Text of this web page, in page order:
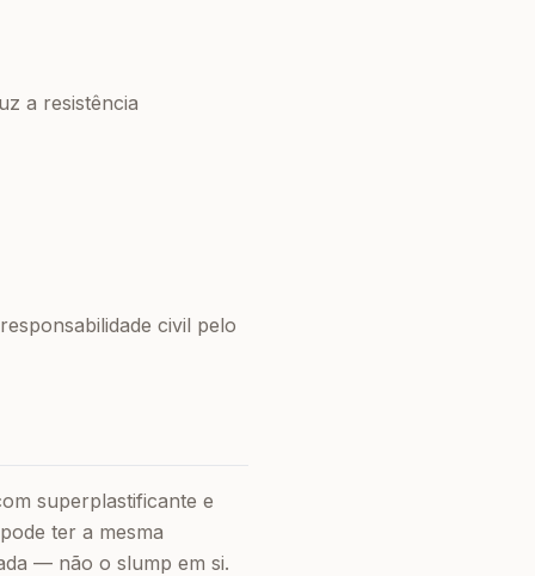
a resistência
civil pelo
superplastificante e
ter a mesma
— não o slump em si.